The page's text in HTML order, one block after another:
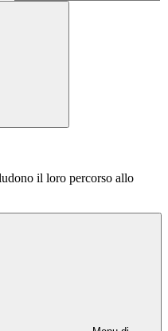
il loro percorso allo